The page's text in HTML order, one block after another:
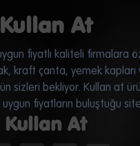
Kullan At
fiyatlı kaliteli firmalara
kraft çanta, yemek kapları
sizleri bekliyor. Kullan at
fiyatların buluştuğu
Kullan At